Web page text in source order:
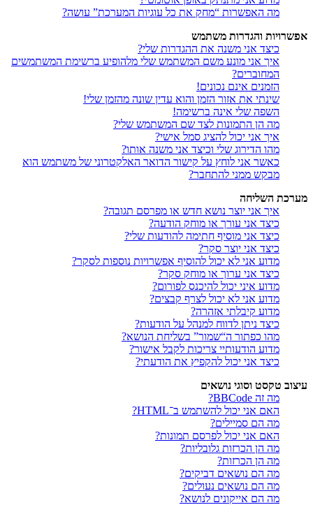
מה האפשרות “מחק את כל עוגיות המערכת” עושה?
אפשרויות והגדרות משתמש
כיצד אני משנה את ההגדרות שלי?
איך אני מונע משם המשתמש שלי מלהופיע ברשימת המשתמשים
המחוברים?
הזמנים אינם נכונים!
שינתי את אזור הזמן והוא עדין שונה מהזמן שלי!
השפה שלי אינה ברשימה!
מה הן התמונות לצד שם המשתמש שלי?
איך אני יכול להציג סמל אישי?
מהו הדירוג שלי וכיצד אני משנה אותו?
כאשר אני לוחץ על קישור הדואר האלקטרוני של משתמש הוא
מבקש ממני להתחבר?
מערכת השליחה
איך אני יוצר נושא חדש או מפרסם תגובה?
כיצד אני עורך או מוחק הודעה?
כיצד אני מוסיף חתימה להודעות שלי?
כיצד אני יוצר סקר?
מדוע אני לא יכול להוסיף אפשרויות נוספות לסקר?
כיצד אני ערוך או מוחק סקר?
מדוע איני יכול להיכנס לפורום?
מדוע אני לא יכול לצרף קבצים?
מדוע קיבלתי אזהרה?
כיצד ניתן לדווח למנהל על הודעות?
מהו כפתור ה“שמור” בשליחת הנושא?
מדוע הודעותיי צריכות לקבל אישור?
כיצד אני יכול להקפיץ את הודעתי?
עיצוב טקסט וסוגי נושאים
מה זה BBCode?
האם אני יכול להשתמש ב־HTML?
מה הם סמיילים?
האם אני יכול לפרסם תמונות?
מה הן הכרזות גלובליות?
מה הן הכרזות?
מה הם נושאים דביקים?
מה הם נושאים נעולים?
מה הם אייקונים לנושא?